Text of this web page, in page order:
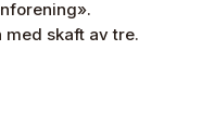
med skaft av tre.